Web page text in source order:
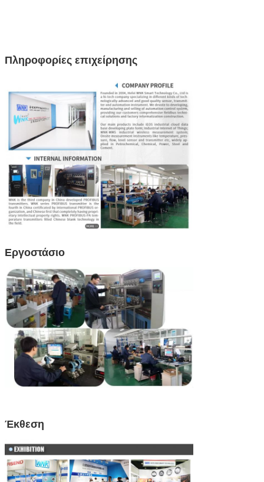
Πληροφορίες επιχείρησης
Εργοστάσιο
Έκθεση